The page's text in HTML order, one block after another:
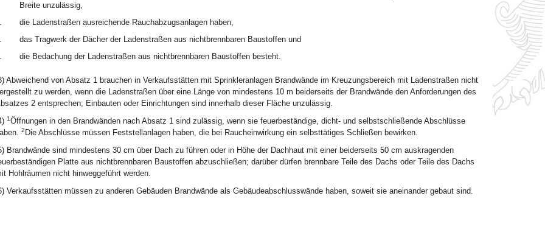
Breite unzulässig,
die Ladenstraßen ausreichende Rauchabzugsanlagen haben,
das Tragwerk der Dächer der Ladenstraßen aus nichtbrennbaren Baustoffen und
die Bedachung der Ladenstraßen aus nichtbrennbaren Baustoffen besteht.
Abweichend von Absatz 1 brauchen in Verkaufsstätten mit Sprinkleranlagen Brandwände im Kreuzungsbereich mit Ladenstraßen nicht
zu werden, wenn die Ladenstraßen über eine Länge von mindestens 10 m beiderseits der Brandwände den Anforderungen des
2 entsprechen; Einbauten oder Einrichtungen sind innerhalb dieser Fläche unzulässig.
1Öffnungen in den Brandwänden nach Absatz 1 sind zulässig, wenn sie feuerbeständige, dicht- und selbstschließende Abschlüsse
2 Die Abschlüsse müssen Feststellanlagen haben, die bei Raucheinwirkung ein selbsttätiges Schließen bewirken.
Brandwände sind mindestens 30 cm über Dach zu führen oder in Höhe der Dachhaut mit einer beiderseits 50 cm auskragenden
Platte aus nichtbrennbaren Baustoffen abzuschließen; darüber dürfen brennbare Teile des Dachs oder Teile des Dachs
Hohlräumen nicht hinweggeführt werden.
Verkaufsstätten müssen zu anderen Gebäuden Brandwände als Gebäudeabschlusswände haben, soweit sie aneinander gebaut sind.